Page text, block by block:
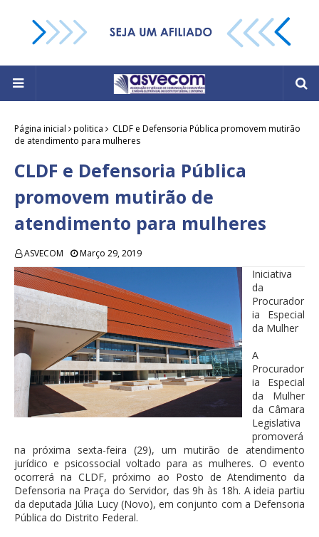
Página inicial politica
CLDF e Defensoria Pública promovem mutirão
de atendimento para mulheres
CLDF e Defensoria Pública
promovem mutirão de
atendimento para mulheres
ASVECOM Março 29, 2019
Iniciativa
da
Procurador
ia Especial
da Mulher
A
Procurador
ia Especial
da Mulher
da Câmara
Legislativa
promoverá
na próxima sexta-feira (29), um mutirão de atendimento
jurídico e psicossocial voltado para as mulheres. O evento
ocorrerá na CLDF, próximo ao Posto de Atendimento da
Defensoria na Praça do Servidor, das 9h às 18h. A ideia partiu
da deputada Júlia Lucy (Novo), em conjunto com a Defensoria
Pública do Distrito Federal.